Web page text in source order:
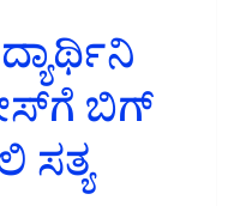
ಬಿಗ್​​
ಸತ್ಯ